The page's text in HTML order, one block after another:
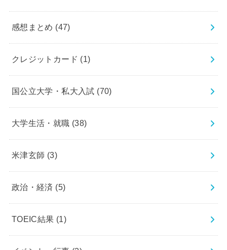
感想まとめ (47)
クレジットカード (1)
国公立大学・私大入試 (70)
大学生活・就職 (38)
米津玄師 (3)
政治・経済 (5)
TOEIC結果 (1)